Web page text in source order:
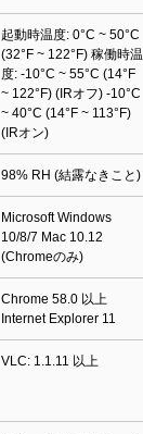
起動時温度: 0°C ~ 50°C
(32°F ~ 122°F) 稼働時温
度: -10°C ~ 55°C (14°F
~ 122°F) (IRオフ) -10°C
~ 40°C (14°F ~ 113°F)
(IRオン)
98% RH (結露なきこと)
Microsoft Windows
10/8/7 Mac 10.12
(Chromeのみ)
Chrome 58.0 以上
Internet Explorer 11
VLC: 1.1.11 以上